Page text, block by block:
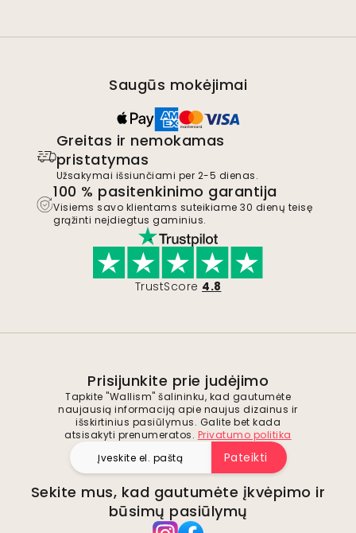
Saugūs mokėjimai
Greitas ir nemokamas
pristatymas
Užsakymai išsiunčiami per 2-5 dienas.
100 % pasitenkinimo garantija
Visiems savo klientams suteikiame 30 dienų teisę
grąžinti neįdiegtus gaminius.
TrustScore 4.8
Prisijunkite prie judėjimo
Tapkite "Wallism" šalininku, kad gautumėte
naujausią informaciją apie naujus dizainus ir
išskirtinius pasiūlymus. Galite bet kada
atsisakyti prenumeratos. Privatumo politika
Pateikti
Sekite mus, kad gautumėte įkvėpimo ir
būsimų pasiūlymų